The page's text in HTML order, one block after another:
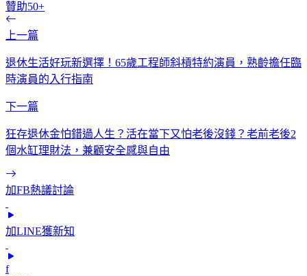
贊助50+
上一篇
退休生活好玩新選擇！65歲工程師斜槓特約演員，熟齡擔任臨
時演員的入行指南
下一篇
狂存退休金怕錯過人生？活在當下又怕老後沒錢？老前老後2
個水缸理財法，兼顧安全感與自由
加FB熱議討論
加LINE獲新知
f